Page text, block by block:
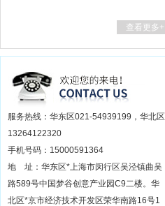
查看更多+
服务热线：华东区021-54939199，华北区
13264122320
手机号码：15000591364
地 址：华东区*上海市闵行区吴泾镇曲吴
路589号中国梦谷创意产业园C9二楼。华
北区*京市经济技术开发区荣华南路16号1